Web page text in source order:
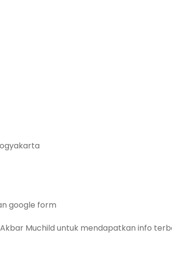
google form
Muchild untuk mendapatkan info